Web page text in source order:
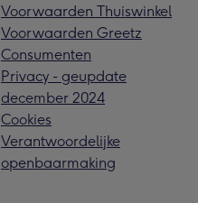
Voorwaarden Thuiswinkel
Voorwaarden Greetz
Consumenten
Privacy - geupdate
december 2024
Cookies
Verantwoordelijke
openbaarmaking